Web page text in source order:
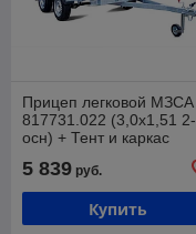
Прицеп легковой МЗСА
817731.022 (3,0х1,51 2-
осн) + Тент и каркас
5 839 руб.
Купить